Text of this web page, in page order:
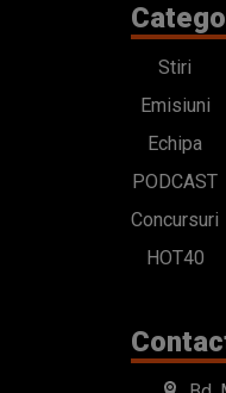
Stiri
Emisiuni
Echipa
PODCAST
Concursuri
HOT40